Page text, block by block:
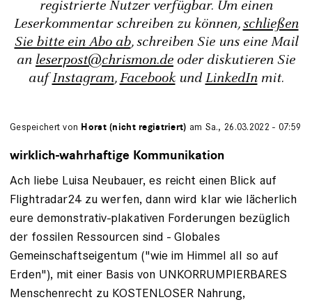
registrierte Nutzer verfügbar. Um einen
Leserkommentar schreiben zu können,schließen
Sie bitte ein Abo ab, schreiben Sie uns eine Mail
an leserpost@chrismon.de oder diskutieren Sie
aufInstagram,FacebookundLinkedInmit.
Gespeichert von Horst (nicht registriert) am Sa., 26.03.2022 - 07:59
wirklich-wahrhaftige Kommunikation
Ach liebe Luisa Neubauer, es reicht einen Blick auf
Flightradar24 zu werfen, dann wird klar wie lächerlich
eure demonstrativ-plakativen Forderungen bezüglich
der fossilen Ressourcen sind - Globales
Gemeinschaftseigentum ("wie im Himmel all so auf
Erden"), mit einer Basis von UNKORRUMPIERBARES
Menschenrecht zu KOSTENLOSER Nahrung,